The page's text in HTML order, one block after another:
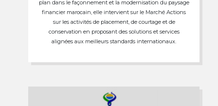
plan dans le façonnement et la modernisation du paysage
financier marocain, elle intervient sur le Marché Actions
sur les activités de placement, de courtage et de
conservation en proposant des solutions et services
alignées aux meilleurs standards internationaux.